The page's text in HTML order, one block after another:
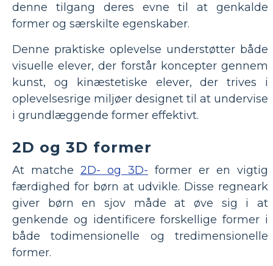
denne tilgang deres evne til at genkalde
former og særskilte egenskaber.
Denne praktiske oplevelse understøtter både
visuelle elever, der forstår koncepter gennem
kunst, og kinæstetiske elever, der trives i
oplevelsesrige miljøer designet til at undervise
i grundlæggende former effektivt.
2D og 3D former
At matche 2D- og 3D- former er en vigtig
færdighed for børn at udvikle. Disse regneark
giver børn en sjov måde at øve sig i at
genkende og identificere forskellige former i
både todimensionelle og tredimensionelle
former.